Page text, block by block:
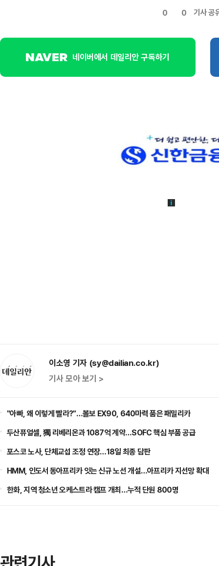
0 0 기사 공
네이버에서 데일리안 구독하기
이소영 기자 (sy@dailian.co.kr)
기사 모아 보기 >
"아빠, 왜 이렇게 빨라?"…볼보 EX90, 640마력 품은 패밀리카
두산퓨얼셀, 獨 리베리온과 1087억 계약…SOFC 핵심 부품 공급
포스코 노사, 단체교섭 조정 연장…18일 최종 담판
HMM, 인도서 동아프리카 잇는 신규 노선 개설…아프리카 지선망 확대
한화, 지역 청소년 오케스트라 캠프 개최…누적 단원 800명